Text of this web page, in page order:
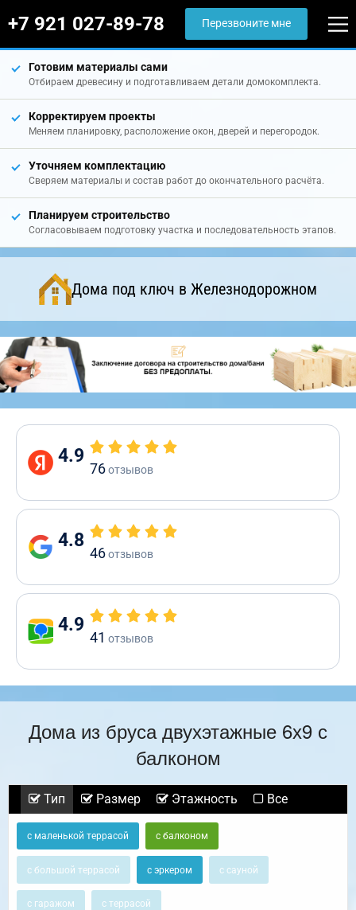
+7 921 027-89-78 Перезвоните мне
Готовим материалы сами
Отбираем древесину и подготавливаем детали домокомплекта.
Корректируем проекты
Меняем планировку, расположение окон, дверей и перегородок.
Уточняем комплектацию
Сверяем материалы и состав работ до окончательного расчёта.
Планируем строительство
Согласовываем подготовку участка и последовательность этапов.
Дома под ключ в Железнодорожном
4.9
76отзывов
4.8
46отзывов
4.9
41 отзывов
Дома из бруса двухэтажные 6х9 с
балконом
Тип Размер Этажность Все
с маленькой террасой с балконом
с большой террасой с эркером с сауной
с гаражом с террасой